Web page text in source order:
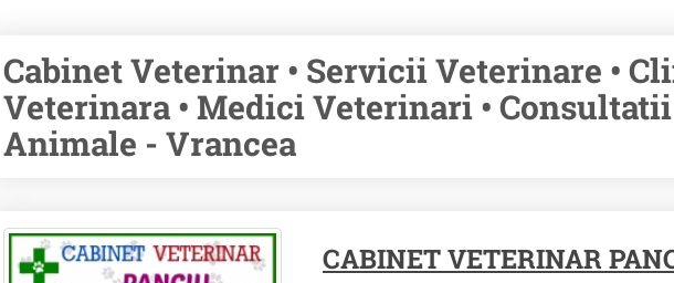
Cabinet Veterinar • Servicii Veterinare •
Veterinara • Medici Veterinari •
Animale - Vrancea
CABINET VETERINAR